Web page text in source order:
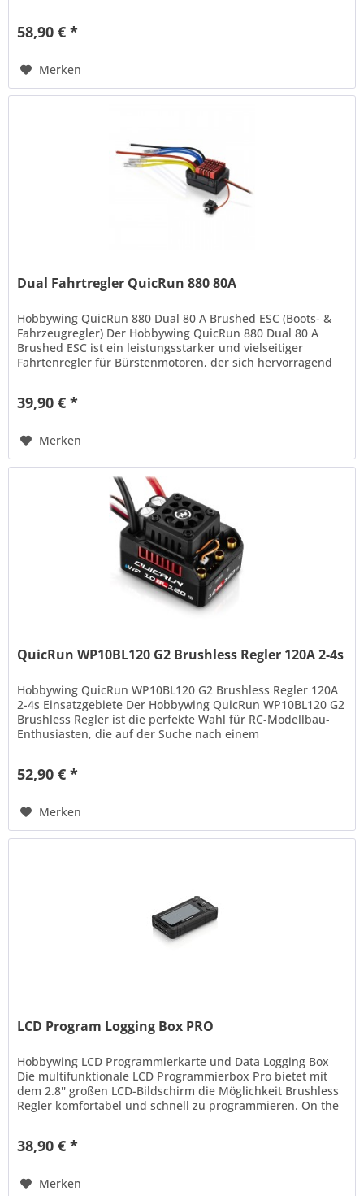
58,90 € *
Merken
Dual Fahrtregler QuicRun 880 80A
Hobbywing QuicRun 880 Dual 80 A Brushed ESC (Boots- &
Fahrzeugregler) Der Hobbywing QuicRun 880 Dual 80 A
Brushed ESC ist ein leistungsstarker und vielseitiger
Fahrtenregler für Bürstenmotoren, der sich hervorragend
39,90 € *
Merken
QuicRun WP10BL120 G2 Brushless Regler 120A 2-4s
Hobbywing QuicRun WP10BL120 G2 Brushless Regler 120A
2-4s Einsatzgebiete Der Hobbywing QuicRun WP10BL120 G2
Brushless Regler ist die perfekte Wahl für RC-Modellbau-
Enthusiasten, die auf der Suche nach einem
52,90 € *
Merken
LCD Program Logging Box PRO
Hobbywing LCD Programmierkarte und Data Logging Box
Die multifunktionale LCD Programmierbox Pro bietet mit
dem 2.8'' großen LCD-Bildschirm die Möglichkeit Brushless
Regler komfortabel und schnell zu programmieren. On the
38,90 € *
Merken